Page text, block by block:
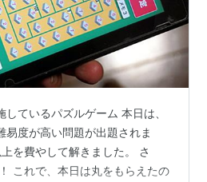
ているパズルゲーム 本日は、
易度が高い問題が出題されま
を費やして解きました。 さ
これで、本日は丸をもらえたの